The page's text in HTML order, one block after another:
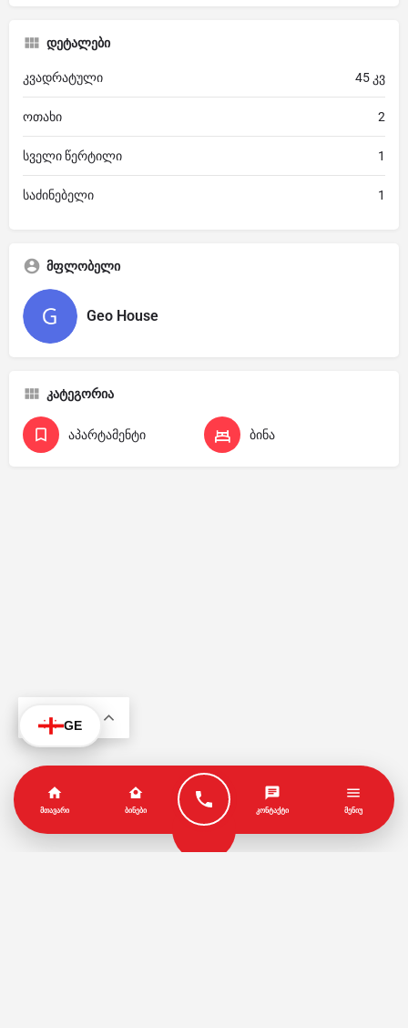
დეტალები
კვადრატული 45 კვ
ოთახი 2
სველი წერტილი 1
საძინებელი 1
მფლობელი
Geo House
კატეგორია
აპარტამენტი ბინა
GE
ᲛᲗᲐᲕᲐᲠᲘ ᲑᲘᲜᲔᲑᲘ ᲙᲝᲜᲢᲐᲥᲢᲘ ᲛᲔᲜᲘᲣ
KA